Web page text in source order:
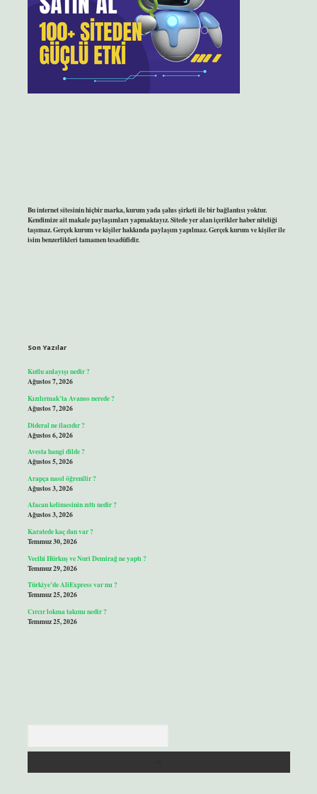
Bu internet sitesinin hiçbir marka, kurum yada şahıs şirketi ile bir bağlantısı yoktur.
Kendimize ait makale paylaşımları yapmaktayız. Sitede yer alan içerikler haber niteliği
taşımaz. Gerçek kurum ve kişiler hakkında paylaşım yapılmaz. Gerçek kurum ve kişiler ile
isim benzerlikleri tamamen tesadüfidir.
Son Yazılar
Kutlu anlayışı nedir ?
Ağustos 7, 2026
Kızılırmak’ta Avanos nerede ?
Ağustos 7, 2026
Dideral ne ilacıdır ?
Ağustos 6, 2026
Avesta hangi dilde ?
Ağustos 5, 2026
Arapça nasıl öğrenilir ?
Ağustos 3, 2026
Afacan kelimesinin zıttı nedir ?
Ağustos 3, 2026
Karatede kaç dan var ?
Temmuz 30, 2026
Vecihi Hürkuş ve Nuri Demirağ ne yaptı ?
Temmuz 29, 2026
Türkiye’de AliExpress var mı ?
Temmuz 25, 2026
Cırcır lokma takımı nedir ?
Temmuz 25, 2026